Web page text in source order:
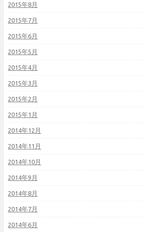
2015年8月
2015年7月
2015年6月
2015年5月
2015年4月
2015年3月
2015年2月
2015年1月
2014年12月
2014年11月
2014年10月
2014年9月
2014年8月
2014年7月
2014年6月